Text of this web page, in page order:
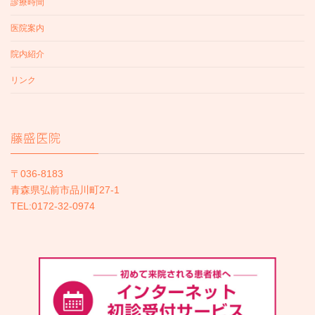
医院案内
院内紹介
リンク
藤盛医院
〒036-8183
青森県弘前市品川町27-1
TEL:0172-32-0974